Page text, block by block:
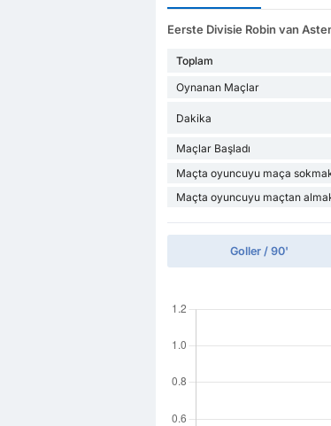
Eerste Divisie Robin van
Toplam
Oynanan Maçlar
Dakika
Maçlar Başladı
Maçta oyuncuyu maça
Maçta oyuncuyu maçtan
Goller / 90'